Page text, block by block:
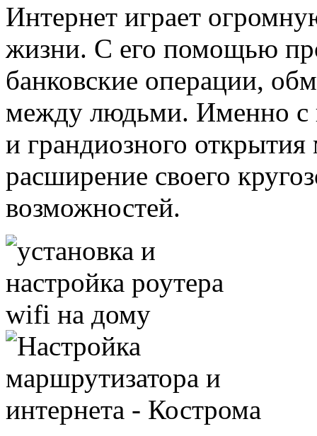
Интернет играет
жизни. С его помощью
банковские операции,
между людьми. Именно с
и грандиозного
расширение своего
возможностей.